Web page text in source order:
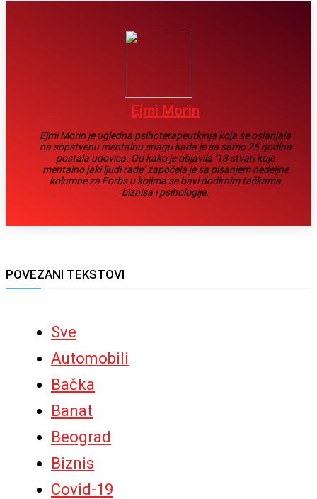
Ejmi Morin
Ejmi Morin je ugledna psihoterapeutkinja koja se oslanjala
na sopstvenu mentalnu snagu kada je sa samo 26 godina
postala udovica. Od kako je objavila ''13 stvari koje
mentalno jaki ljudi rade'' započela je sa pisanjem nedeljne
kolumne za Forbs u kojima se bavi dodirnim tačkama
biznisa i psihologije.
POVEZANI TEKSTOVI
Sve
Automobili
Bačka
Banat
Beograd
Biznis
Covid-19